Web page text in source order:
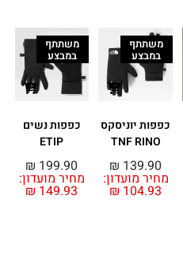
משתתף
במבצע
כפפות יוניסקס
TNF RINO
מחיר מועדון:
₪ 104.93
₪ 139.90
משתתף
במבצע
כפפות נשים
ETIP
מחיר מועדון:
₪ 149.93
₪ 199.90